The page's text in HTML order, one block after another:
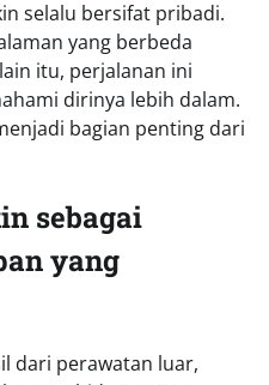
selalu bersifat pribadi.
yang berbeda
itu, perjalanan ini
dirinya lebih dalam.
bagian penting dari
sebagai
yang
dari perawatan luar,